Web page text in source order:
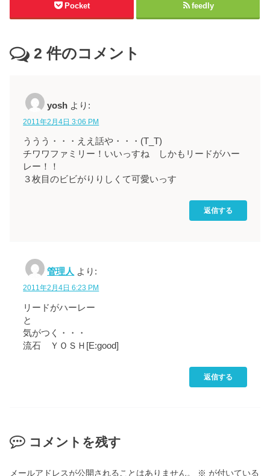
Pocket feedly
2 件のコメント
yosh より:
2011年2月4日 3:06 PM
ううう・・・ええ話や・・・(T_T)
チワワファミリー！いいっすね しかもリードがハー
レー！！
３枚目のビビがりりしくて可愛いっす
返信する
管理人 より:
2011年2月4日 6:23 PM
リードがハーレー
と
気がつく・・・
流石 ＹＯＳＨ[E:good]
返信する
コメントを残す
メールアドレスが公開されることはありません。 ※ が付いている